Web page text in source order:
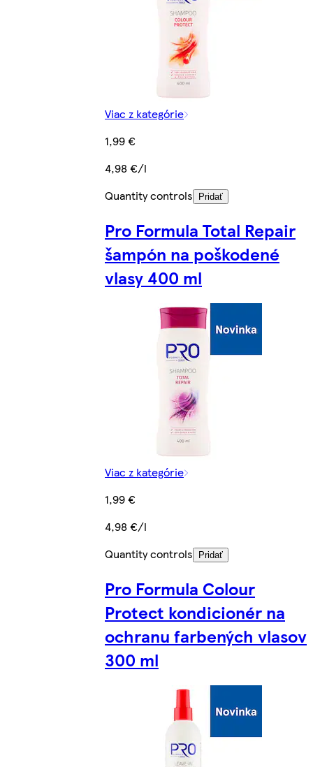
Viac z kategórie
1,99 €
4,98 €/l
Quantity controls
Pridať
Pro Formula Total Repair
šampón na poškodené
vlasy 400 ml
Viac z kategórie
1,99 €
4,98 €/l
Quantity controls
Pridať
Pro Formula Colour
Protect kondicionér na
ochranu farbených vlasov
300 ml